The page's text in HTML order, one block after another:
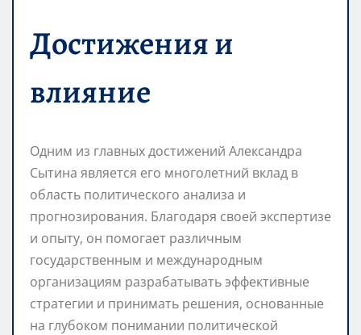
Достижения и
влияние
Одним из главных достижений Александра
Сытина является его многолетний вклад в
область политического анализа и
прогнозирования. Благодаря своей экспертизе
и опыту, он помогает различным
государственным и международным
организациям разрабатывать эффективные
стратегии и принимать решения, основанные
на глубоком понимании политической